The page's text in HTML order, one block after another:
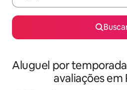
Aluguel por
avaliações em